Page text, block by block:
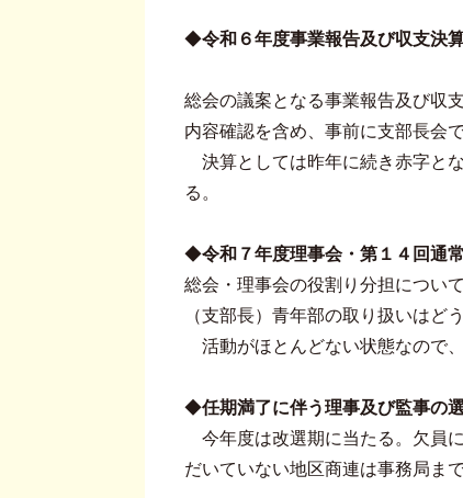
◆令和６年度事業報告及び収支決
総会の議案となる事業報告及び収
内容確認を含め、事前に支部長会
決算としては昨年に続き赤字と
る。
◆令和７年度理事会・第１４回通
総会・理事会の役割り分担について
（支部長）青年部の取り扱いはど
活動がほとんどない状態なので
◆任期満了に伴う理事及び監事の
今年度は改選期に当たる。欠員
だいていない地区商連は事務局ま